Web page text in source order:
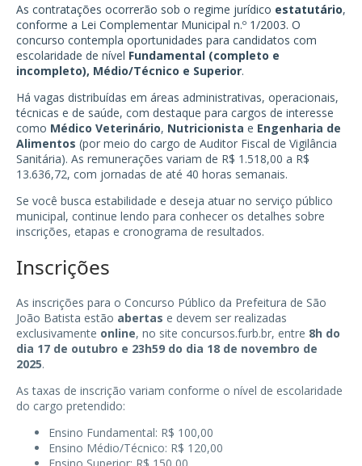
As contratações ocorrerão sob o regime jurídico estatutário,
conforme a Lei Complementar Municipal n.º 1/2003. O
concurso contempla oportunidades para candidatos com
escolaridade de nível Fundamental (completo e
incompleto), Médio/Técnico e Superior.
Há vagas distribuídas em áreas administrativas, operacionais,
técnicas e de saúde, com destaque para cargos de interesse
como Médico Veterinário, Nutricionista e Engenharia de
Alimentos (por meio do cargo de Auditor Fiscal de Vigilância
Sanitária). As remunerações variam de R$ 1.518,00 a R$
13.636,72, com jornadas de até 40 horas semanais.
Se você busca estabilidade e deseja atuar no serviço público
municipal, continue lendo para conhecer os detalhes sobre
inscrições, etapas e cronograma de resultados.
Inscrições
As inscrições para o Concurso Público da Prefeitura de São
João Batista estão abertas e devem ser realizadas
exclusivamente online, no site concursos.furb.br, entre 8h do
dia 17 de outubro e 23h59 do dia 18 de novembro de
2025.
As taxas de inscrição variam conforme o nível de escolaridade
do cargo pretendido:
Ensino Fundamental: R$ 100,00
Ensino Médio/Técnico: R$ 120,00